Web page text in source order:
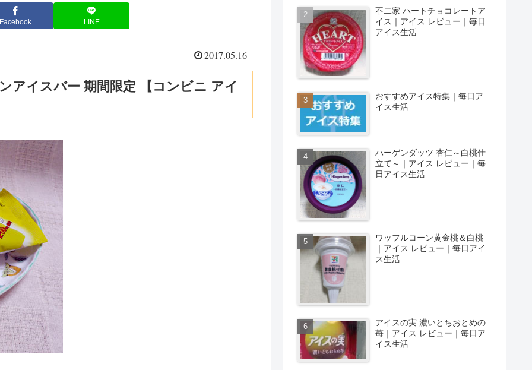
Facebook LINE
2017.05.16
アイスバー 期間限定 【コンビニ アイ
不二家 ハートチョコレートア
イス｜アイス レビュー｜毎日
アイス生活
おすすめアイス特集｜毎日ア
イス生活
ハーゲンダッツ 杏仁～白桃仕
立て～｜アイス レビュー｜毎
日アイス生活
ワッフルコーン黄金桃＆白桃
｜アイス レビュー｜毎日アイ
ス生活
アイスの実 濃いとちおとめの
苺｜アイス レビュー｜毎日ア
イス生活